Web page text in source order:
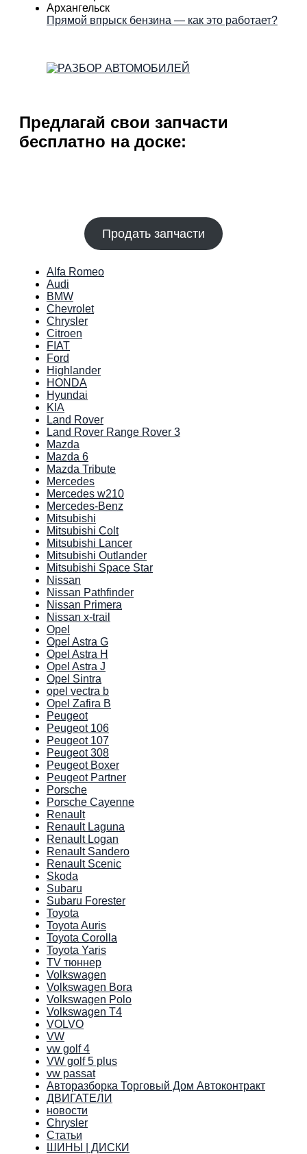
Прямой впрыск бензина — как это работает?
Предлагай свои запчасти
бесплатно на доске:
Продать запчасти
Alfa Romeo
Audi
BMW
Chevrolet
Chrysler
Citroen
FIAT
Ford
Highlander
HONDA
Hyundai
KIA
Land Rover
Land Rover Range Rover 3
Mazda
Mazda 6
Mazda Tribute
Mercedes
Mercedes w210
Mercedes-Benz
Mitsubishi
Mitsubishi Colt
Mitsubishi Lancer
Mitsubishi Outlander
Mitsubishi Space Star
Nissan
Nissan Pathfinder
Nissan Primera
Nissan x-trail
Opel
Opel Astra G
Opel Astra H
Opel Astra J
Opel Sintra
opel vectra b
Opel Zafira B
Peugeot
Peugeot 106
Peugeot 107
Peugeot 308
Peugeot Boxer
Peugeot Partner
Porsche
Porsche Cayenne
Renault
Renault Laguna
Renault Logan
Renault Sandero
Renault Scenic
Skoda
Subaru
Subaru Forester
Toyota
Toyota Auris
Toyota Corolla
Toyota Yaris
TV тюннер
Volkswagen
Volkswagen Bora
Volkswagen Polo
Volkswagen T4
VOLVO
VW
vw golf 4
VW golf 5 plus
vw passat
Авторазборка Торговый Дом Автоконтракт
ДВИГАТЕЛИ
новости
Сhrysler
Статьи
ШИНЫ | ДИСКИ